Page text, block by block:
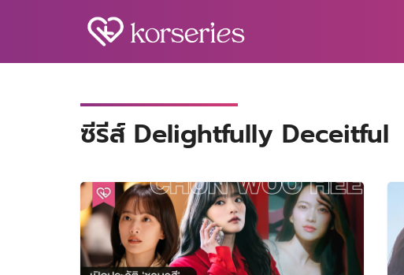
ซีรีส์ Delightfully Deceitful